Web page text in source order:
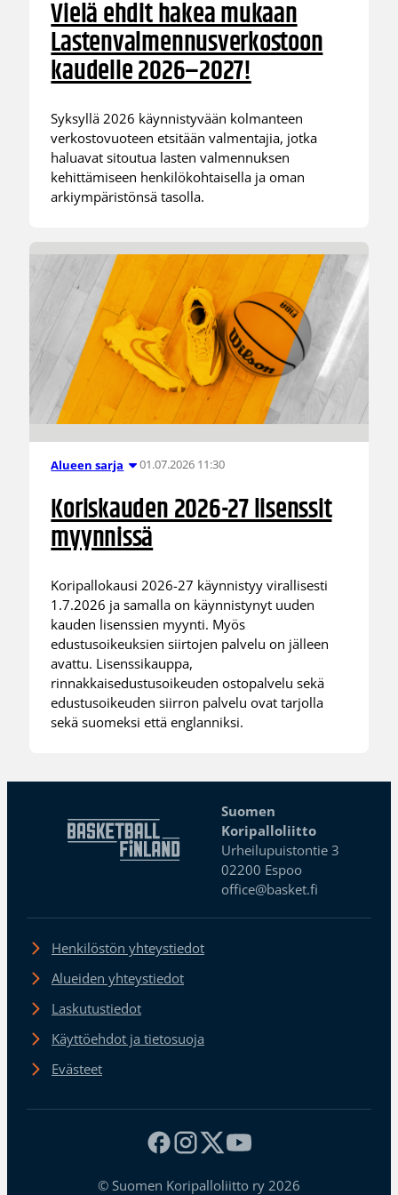
Vielä ehdit hakea mukaan
Lastenvalmennusverkostoon
kaudelle 2026–2027!
Syksyllä 2026 käynnistyvään kolmanteen
verkostovuoteen etsitään valmentajia, jotka
haluavat sitoutua lasten valmennuksen
kehittämiseen henkilökohtaisella ja oman
arkiympäristönsä tasolla.
Alueen sarja 01.07.2026 11:30
Koriskauden 2026-27 lisenssit
myynnissä
Koripallokausi 2026-27 käynnistyy virallisesti
1.7.2026 ja samalla on käynnistynyt uuden
kauden lisenssien myynti. Myös
edustusoikeuksien siirtojen palvelu on jälleen
avattu. Lisenssikauppa,
rinnakkaisedustusoikeuden ostopalvelu sekä
edustusoikeuden siirron palvelu ovat tarjolla
sekä suomeksi että englanniksi.
Suomen
Koripalloliitto
Urheilupuistontie 3
02200 Espoo
office@basket.fi
Henkilöstön yhteystiedot
Alueiden yhteystiedot
Laskutustiedot
Käyttöehdot ja tietosuoja
Evästeet
© Suomen Koripalloliitto ry 2026